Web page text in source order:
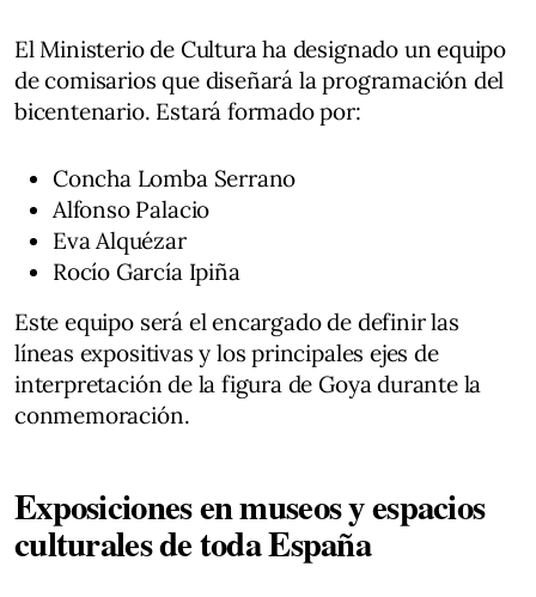
El Ministerio de Cultura ha designado un equipo
de comisarios que diseñará la programación del
bicentenario. Estará formado por:
Concha Lomba Serrano
Alfonso Palacio
Eva Alquézar
Rocío García Ipiña
Este equipo será el encargado de definir las
líneas expositivas y los principales ejes de
interpretación de la figura de Goya durante la
conmemoración.
Exposiciones en museos y espacios
culturales de toda España